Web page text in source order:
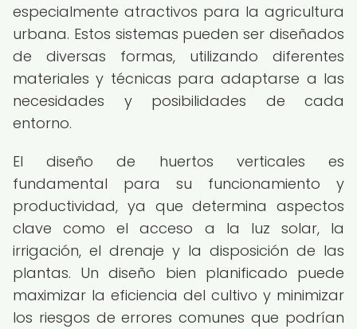
especialmente atractivos para la agricultura
urbana. Estos sistemas pueden ser diseñados
de diversas formas, utilizando diferentes
materiales y técnicas para adaptarse a las
necesidades y posibilidades de cada
entorno.
El diseño de huertos verticales es
fundamental para su funcionamiento y
productividad, ya que determina aspectos
clave como el acceso a la luz solar, la
irrigación, el drenaje y la disposición de las
plantas. Un diseño bien planificado puede
maximizar la eficiencia del cultivo y minimizar
los riesgos de errores comunes que podrían